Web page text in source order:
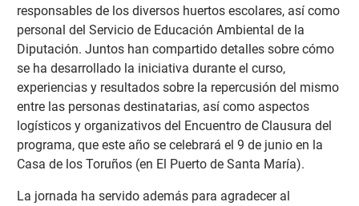
responsables de los diversos huertos escolares, así como
personal del Servicio de Educación Ambiental de la
Diputación. Juntos han compartido detalles sobre cómo
se ha desarrollado la iniciativa durante el curso,
experiencias y resultados sobre la repercusión del mismo
entre las personas destinatarias, así como aspectos
logísticos y organizativos del Encuentro de Clausura del
programa, que este año se celebrará el 9 de junio en la
Casa de los Toruños (en El Puerto de Santa María).
La jornada ha servido además para agradecer al